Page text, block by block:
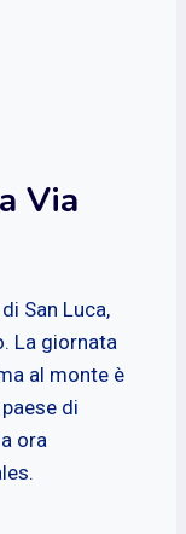
Via
San Luca,
La giornata
al monte è
di
ora